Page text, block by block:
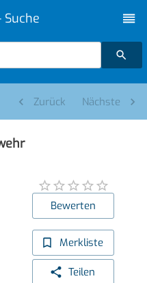
Zurück Nächste
Bewerten
Merkliste
Teilen